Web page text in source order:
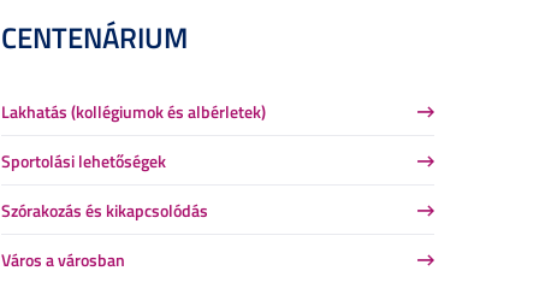
CENTENÁRIUM
Lakhatás (kollégiumok és albérletek)
Sportolási lehetőségek
Szórakozás és kikapcsolódás
Város a városban